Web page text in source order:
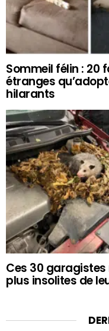
Sommeil félin : 20
étranges
hilarants
Ces 30
plus insolites de